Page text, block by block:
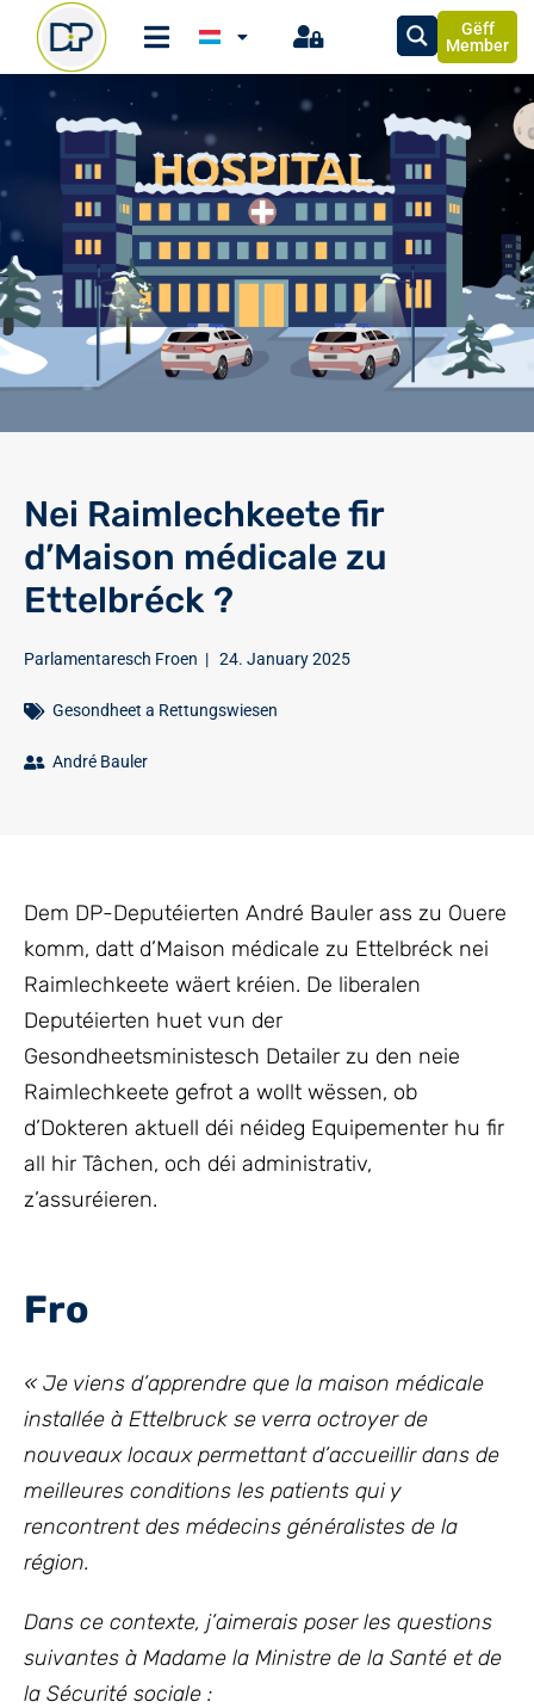
Gëff
Member
Nei Raimlechkeete fir
d’Maison médicale zu
Ettelbréck ?
Parlamentaresch Froen | 24. January 2025
Gesondheet a Rettungswiesen
André Bauler
Dem DP-Deputéierten André Bauler ass zu Ouere
komm, datt d’Maison médicale zu Ettelbréck nei
Raimlechkeete wäert kréien. De liberalen
Deputéierten huet vun der
Gesondheetsministesch Detailer zu den neie
Raimlechkeete gefrot a wollt wëssen, ob
d’Dokteren aktuell déi néideg Equipementer hu fir
all hir Tâchen, och déi administrativ,
z’assuréieren.
Fro
« Je viens d’apprendre que la maison médicale
installée à Ettelbruck se verra octroyer de
nouveaux locaux permettant d’accueillir dans de
meilleures conditions les patients qui y
rencontrent des médecins généralistes de la
région.
Dans ce contexte, j’aimerais poser les questions
suivantes à Madame la Ministre de la Santé et de
la Sécurité sociale :